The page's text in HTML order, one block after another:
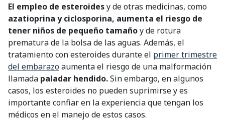
El empleo de esteroidesy de otras medicinas, como
azatioprina y ciclosporina, aumenta el riesgo de
tener niños de pequeño tamañoy de rotura
prematura de la bolsa de las aguas. Además, el
tratamiento con esteroides durante el primer trimestre
del embarazoaumenta el riesgo de una malformación
llamada paladar hendido.Sin embargo, en algunos
casos, los esteroides no pueden suprimirse y es
importante confiar en la experiencia que tengan los
médicos en el manejo de estos casos.